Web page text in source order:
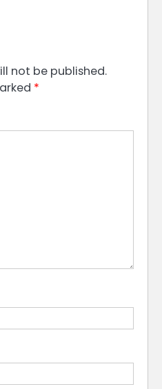
not be published.
*